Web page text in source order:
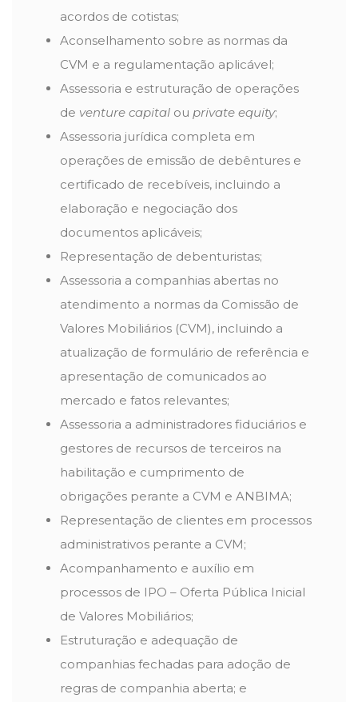
acordos de cotistas;
Aconselhamento sobre as normas da
CVM e a regulamentação aplicável;
Assessoria e estruturação de operações
de venture capital ou private equity;
Assessoria jurídica completa em
operações de emissão de debêntures e
certificado de recebíveis, incluindo a
elaboração e negociação dos
documentos aplicáveis;
Representação de debenturistas;
Assessoria a companhias abertas no
atendimento a normas da Comissão de
Valores Mobiliários (CVM), incluindo a
atualização de formulário de referência e
apresentação de comunicados ao
mercado e fatos relevantes;
Assessoria a administradores fiduciários e
gestores de recursos de terceiros na
habilitação e cumprimento de
obrigações perante a CVM e ANBIMA;
Representação de clientes em processos
administrativos perante a CVM;
Acompanhamento e auxílio em
processos de IPO – Oferta Pública Inicial
de Valores Mobiliários;
Estruturação e adequação de
companhias fechadas para adoção de
regras de companhia aberta; e